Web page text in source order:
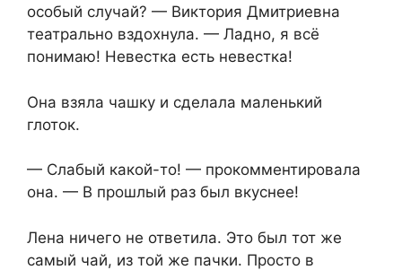
особый случай? — Виктория Дмитриевна
театрально вздохнула. — Ладно, я всё
понимаю! Невестка есть невестка!
Она взяла чашку и сделала маленький
глоток.
— Слабый какой-то! — прокомментировала
она. — В прошлый раз был вкуснее!
Лена ничего не ответила. Это был тот же
самый чай, из той же пачки. Просто в